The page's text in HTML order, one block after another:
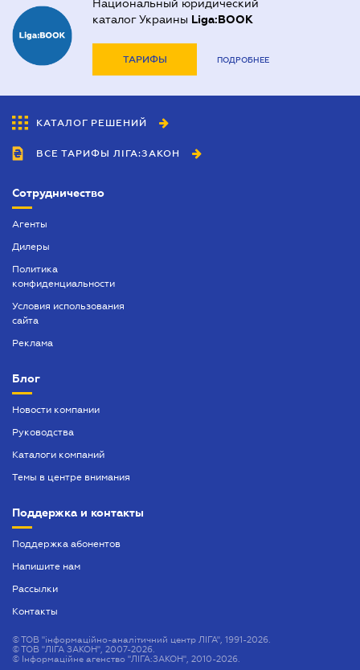
Национальный юридический
каталог Украины Liga:BOOK
ТАРИФЫ ПОДРОБНЕЕ
КАТАЛОГ РЕШЕНИЙ
ВСЕ ТАРИФЫ ЛІГА:ЗАКОН
Сотрудничество
Агенты
Дилеры
Политика
конфиденциальности
Условия использования
сайта
Реклама
Блог
Новости компании
Руководства
Каталоги компаний
Темы в центре внимания
Поддержка и контакты
Поддержка абонентов
Напишите нам
Рассылки
Контакты
©ТОВ "інформаційно-аналітичний центр ЛІГА", 1991-2026.
©ТОВ "ЛІГА ЗАКОН", 2007-2026.
© Інформаційне агенство "ЛІГА:ЗАКОН", 2010-2026.